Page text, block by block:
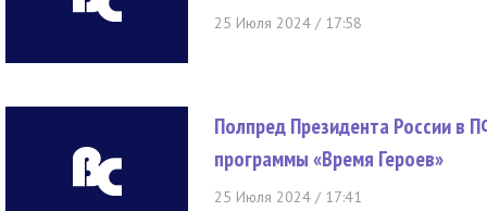
25 Июля 2024 / 17:58
Полпред Президента России в
программы «Время Героев»
25 Июля 2024 / 17:41